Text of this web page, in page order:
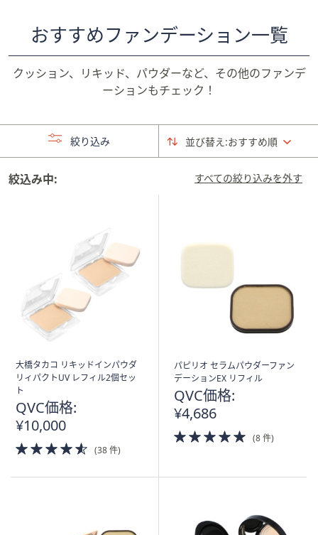
印
キ
た
ッ
ワ
イ
プ
し
閲
おすすめファンデーション一覧
クッション、リキッド、パウダーなど、その他のファンデ
ーションもチェック！
並び替え:おすすめ順
絞り込み
すべての絞り込みを外す
絞込み中:
大橋タカコ リキッドインパウダ
リィパクトUV レフィル2個セッ
ト
QVC価格:
¥10,000
4.5
of
(38 件)
パピリオ セラムパウダーファン
デーションEX リフィル
QVC価格:
¥4,686
5.0
of
(8 件)